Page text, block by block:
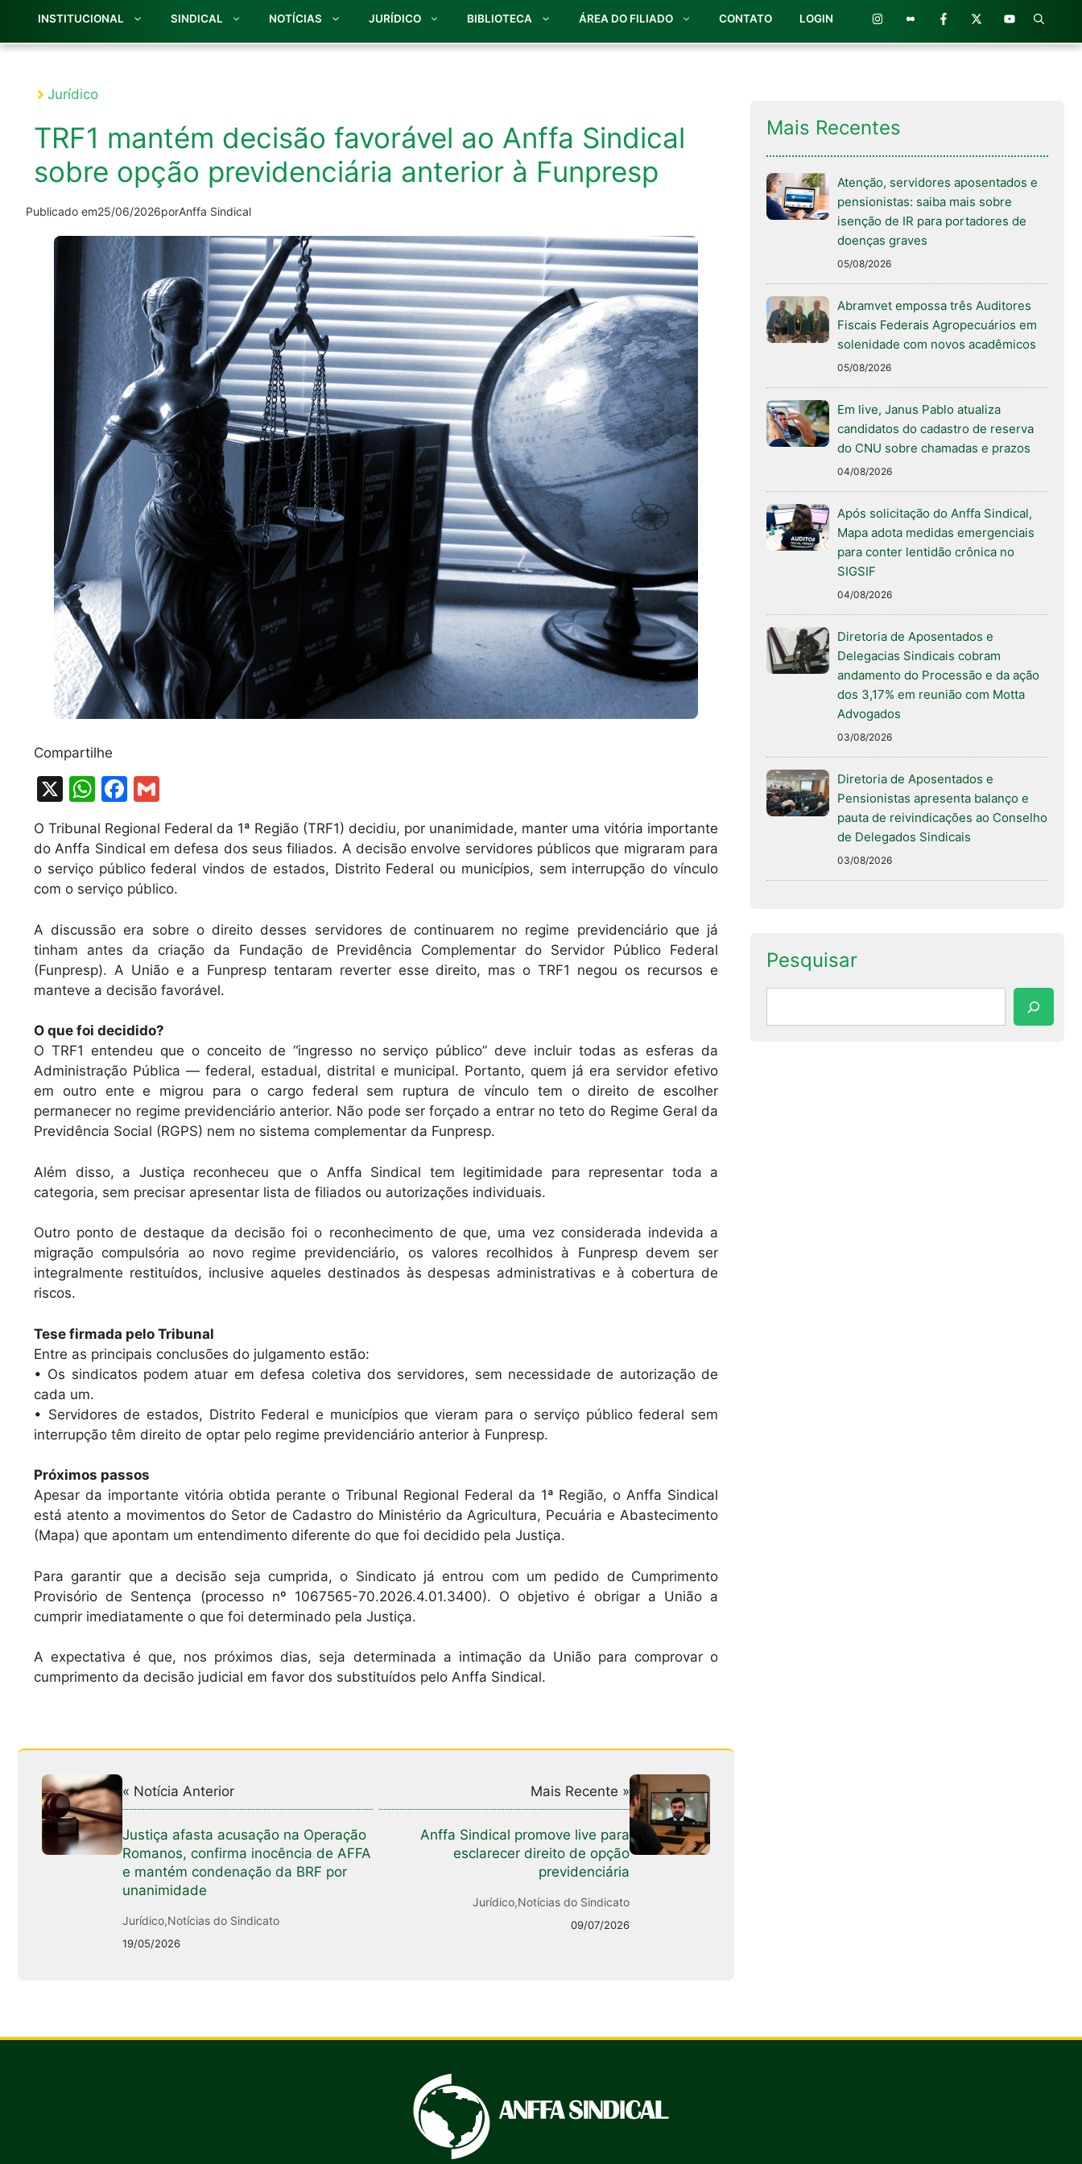
INSTITUCIONAL SINDICAL NOTÍCIAS JURÍDICO BIBLIOTECA ÁREA DO FILIADO CONTATO LOGIN
Jurídico
TRF1 mantém decisão favorável ao Anffa Sindical
sobre opção previdenciária anterior à Funpresp
Publicado em25/06/2026porAnffa Sindical
Compartilhe
X
W
h
at
s
A
p
p
F
a
c
e
b
o
k
m
ai
l
O Tribunal Regional Federal da 1ª Região (TRF1) decidiu, por unanimidade, manter uma vitória importante
do Anffa Sindical em defesa dos seus filiados. A decisão envolve servidores públicos que migraram para
o serviço público federal vindos de estados, Distrito Federal ou municípios, sem interrupção do vínculo
com o serviço público.
A discussão era sobre o direito desses servidores de continuarem no regime previdenciário que já
tinham antes da criação da Fundação de Previdência Complementar do Servidor Público Federal
(Funpresp). A União e a Funpresp tentaram reverter esse direito, mas o TRF1 negou os recursos e
manteve a decisão favorável.
O que foi decidido?
O TRF1 entendeu que o conceito de “ingresso no serviço público” deve incluir todas as esferas da
Administração Pública — federal, estadual, distrital e municipal. Portanto, quem já era servidor efetivo
em outro ente e migrou para o cargo federal sem ruptura de vínculo tem o direito de escolher
permanecer no regime previdenciário anterior. Não pode ser forçado a entrar no teto do Regime Geral da
Previdência Social (RGPS) nem no sistema complementar da Funpresp.
Além disso, a Justiça reconheceu que o Anffa Sindical tem legitimidade para representar toda a
categoria, sem precisar apresentar lista de filiados ou autorizações individuais.
Outro ponto de destaque da decisão foi o reconhecimento de que, uma vez considerada indevida a
migração compulsória ao novo regime previdenciário, os valores recolhidos à Funpresp devem ser
integralmente restituídos, inclusive aqueles destinados às despesas administrativas e à cobertura de
riscos.
Tese firmada pelo Tribunal
Entre as principais conclusões do julgamento estão:
• Os sindicatos podem atuar em defesa coletiva dos servidores, sem necessidade de autorização de
cada um.
• Servidores de estados, Distrito Federal e municípios que vieram para o serviço público federal sem
interrupção têm direito de optar pelo regime previdenciário anterior à Funpresp.
Próximos passos
Apesar da importante vitória obtida perante o Tribunal Regional Federal da 1ª Região, o Anffa Sindical
está atento a movimentos do Setor de Cadastro do Ministério da Agricultura, Pecuária e Abastecimento
(Mapa) que apontam um entendimento diferente do que foi decidido pela Justiça.
Para garantir que a decisão seja cumprida, o Sindicato já entrou com um pedido de Cumprimento
Provisório de Sentença (processo nº 1067565-70.2026.4.01.3400). O objetivo é obrigar a União a
cumprir imediatamente o que foi determinado pela Justiça.
A expectativa é que, nos próximos dias, seja determinada a intimação da União para comprovar o
cumprimento da decisão judicial em favor dos substituídos pelo Anffa Sindical.
« Notícia Anterior
Justiça afasta acusação na Operação
Romanos, confirma inocência de AFFA
e mantém condenação da BRF por
unanimidade
Jurídico,Notícias do Sindicato
19/05/2026
Mais Recente »
Anffa Sindical promove live para
esclarecer direito de opção
previdenciária
Jurídico,Notícias do Sindicato
09/07/2026
Mais Recentes
Atenção, servidores aposentados e
pensionistas: saiba mais sobre
isenção de IR para portadores de
doenças graves
05/08/2026
Abramvet empossa três Auditores
Fiscais Federais Agropecuários em
solenidade com novos acadêmicos
05/08/2026
Em live, Janus Pablo atualiza
candidatos do cadastro de reserva
do CNU sobre chamadas e prazos
04/08/2026
Após solicitação do Anffa Sindical,
Mapa adota medidas emergenciais
para conter lentidão crônica no
SIGSIF
04/08/2026
Diretoria de Aposentados e
Delegacias Sindicais cobram
andamento do Processão e da ação
dos 3,17% em reunião com Motta
Advogados
03/08/2026
Diretoria de Aposentados e
Pensionistas apresenta balanço e
pauta de reivindicações ao Conselho
de Delegados Sindicais
03/08/2026
Pesquisar